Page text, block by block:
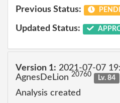
Previous Status:
Updated Status:
Version 1: 2021-07-07
AgnesDeLion 20760 Lv. 84
Analysis created